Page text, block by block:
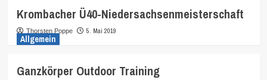
Krombacher Ü40-Niedersachsenmeisterschaft
Thorsten Poppe 5. Mai 2019
Allgemein
Ganzkörper Outdoor Training